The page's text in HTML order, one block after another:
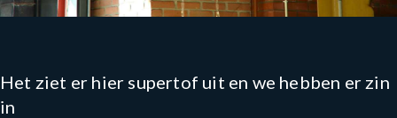
Het ziet er hier supertof uit en we hebben er zin
in